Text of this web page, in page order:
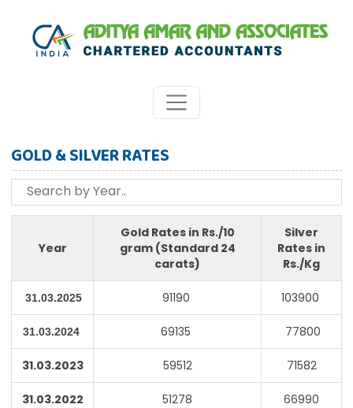
GOLD & SILVER RATES
Year
Gold Rates in Rs./10
gram (Standard 24
carats)
Silver
Rates in
Rs./Kg
31.03.2025 91190 103900
31.03.2024 69135 77800
31.03.2023 59512 71582
31.03.2022 51278 66990